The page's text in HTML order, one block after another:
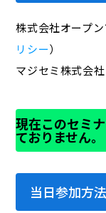
株式会社オープ
リシー）
マジセミ株式会
現在このセミ
ておりません。
当日参加方